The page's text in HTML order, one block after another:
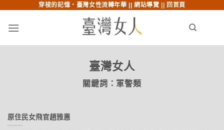
跳至內文
跳至索引列穿梭的記憶‧臺灣女性流轉年華 ||網站導覽 || 回首頁
臺灣女人
關鍵詞： 軍警類
原住民女飛官趙雅惠